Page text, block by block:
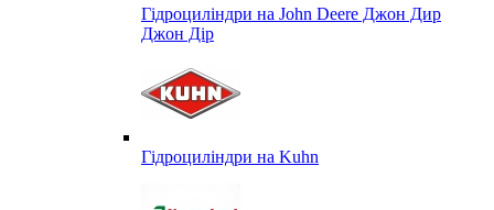
Гідроциліндри на John Deere Джон Дир
Джон Дір
Гідроциліндри на Kuhn